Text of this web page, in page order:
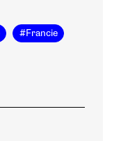
#Francie